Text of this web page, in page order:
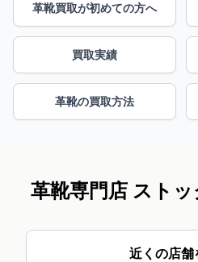
革靴買取が初めての方へ
買取実績
革靴の買取方法
革靴専門店 スト
近くの店舗